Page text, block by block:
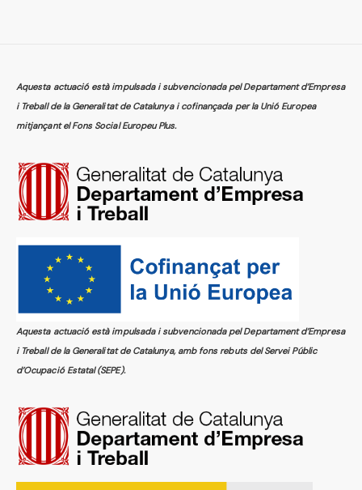
Aquesta actuació està impulsada i subvencionada pel Departament d’Empresa
i Treball de la Generalitat de Catalunya i cofinançada per la Unió Europea
mitjançant el Fons Social Europeu Plus.
Aquesta actuació està impulsada i subvencionada pel Departament d’Empresa
i Treball de la Generalitat de Catalunya, amb fons rebuts del Servei Públic
d’Ocupació Estatal (SEPE).